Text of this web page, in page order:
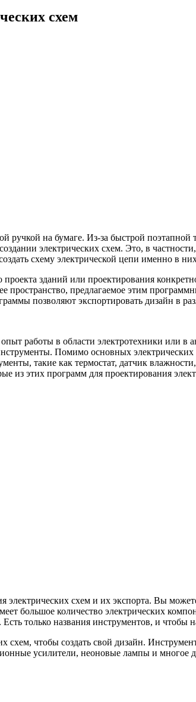
схем
на бумаге. Из-за быстрой
электрических схем. Это, в
схему электрической цепи именно в
зданий или проектирования
пространство, предлагаемое этим
позволяют экспортировать дизайн в
работы в области электротехники или в
Помимо основных
такие как термостат, датчик
из этих программ для проектирования
схем и их экспорта. Вы
большое количество электрических
только названия инструментов, и чтобы
схем, чтобы создать свой дизайн.
усилители, неоновые лампы и многое